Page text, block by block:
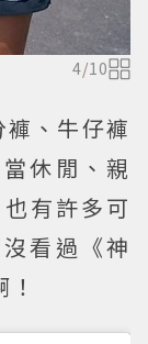
4/10
、牛仔褲
休閒、親
有許多可
看過《神